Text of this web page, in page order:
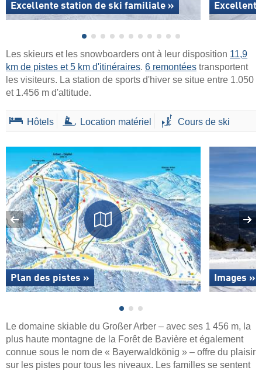
Excellente station de ski familiale » Excellent
Les skieurs et les snowboarders ont à leur disposition 11,9
km de pistes et 5 km d'itinéraires. 6 remontées transportent
les visiteurs. La station de sports d'hiver se situe entre 1.050
et 1.456 m d'altitude.
Hôtels Location matériel Cours de ski
Plan des pistes » Images »
Le domaine skiable du Großer Arber – avec ses 1 456 m, la
plus haute montagne de la Forêt de Bavière et également
connue sous le nom de « Bayerwaldkönig » – offre du plaisir
sur les pistes pour tous les niveaux. Les familles se sentent